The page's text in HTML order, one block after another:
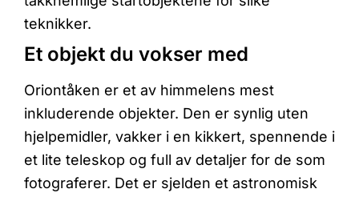
teknikker.
Et objekt du vokser med
Oriontåken er et av himmelens mest
inkluderende objekter. Den er synlig uten
hjelpemidler, vakker i en kikkert, spennende i
et lite teleskop og full av detaljer for de som
fotograferer. Det er sjelden et astronomisk